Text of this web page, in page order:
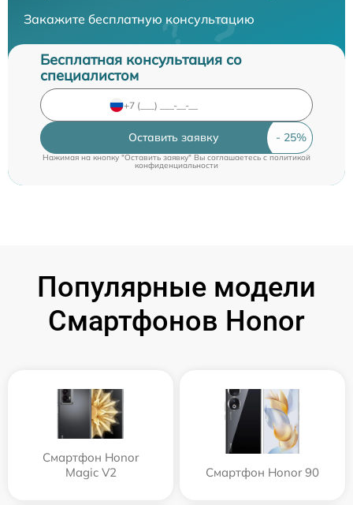
Закажите бесплатную консультацию
Бесплатная консультация со
специалистом
Оставить заявку
Нажимая на кнопку "Оставить заявку" Вы соглашаетесь cполитикой
конфиденциальности
Популярные модели
Смартфонов Honor
Смартфон Honor
Magic V2
Смартфон Honor 90